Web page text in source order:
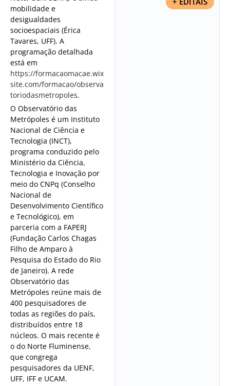
mobilidade e
desigualdades
socioespaciais (Érica
Tavares, UFF). A
programação detalhada
está em
https://formacaomacae.wix
site.com/formacao/observa
toriodasmetropoles.
O Observatório das
Metrópoles é um Instituto
Nacional de Ciência e
Tecnologia (INCT),
programa conduzido pelo
Ministério da Ciência,
Tecnologia e Inovação por
meio do CNPq (Conselho
Nacional de
Desenvolvimento Científico
e Tecnológico), em
parceria com a FAPERJ
(Fundação Carlos Chagas
Filho de Amparo à
Pesquisa do Estado do Rio
de Janeiro). A rede
Observatório das
Metrópoles reúne mais de
400 pesquisadores de
todas as regiões do país,
distribuídos entre 18
núcleos. O mais recente é
o do Norte Fluminense,
que congrega
pesquisadores da UENF,
UFF, IFF e UCAM.